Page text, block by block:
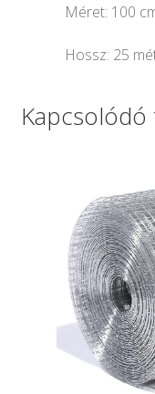
Méret: 100
Hossz: 25